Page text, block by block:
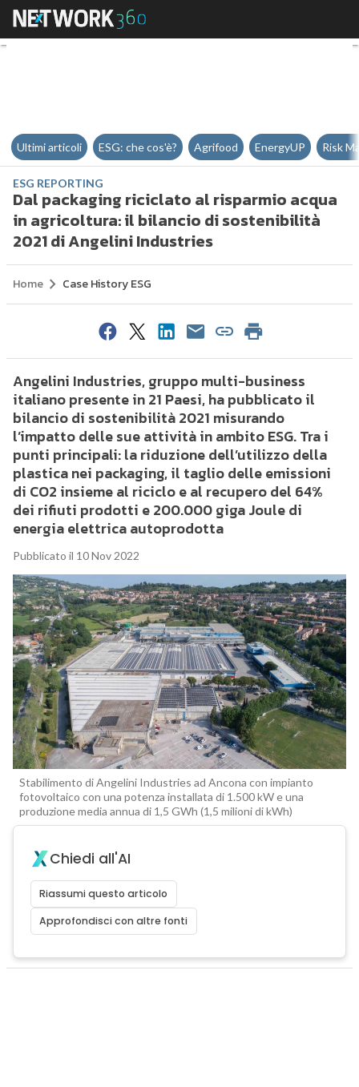
Dal packaging riciclato al
Ultimi articoli ESG: che cos'è? Agrifood EnergyUP Risk
ESG REPORTING
Dal packaging riciclato al risparmio acqua
in agricoltura: il bilancio di sostenibilità
2021 di Angelini Industries
Home Case History ESG
Angelini Industries, gruppo multi-business
italiano presente in 21 Paesi, ha pubblicato il
bilancio di sostenibilità 2021 misurando
l’impatto delle sue attività in ambito ESG. Tra i
punti principali: la riduzione dell’utilizzo della
plastica nei packaging, il taglio delle emissioni
di CO2 insieme al riciclo e al recupero del 64%
dei rifiuti prodotti e 200.000 giga Joule di
energia elettrica autoprodotta
Pubblicato il 10 Nov 2022
Stabilimento di Angelini Industries ad Ancona con impianto
fotovoltaico con una potenza installata di 1.500 kW e una
produzione media annua di 1,5 GWh (1,5 milioni di kWh)
Chiedi all'AI
Riassumi questo articolo
Approfondisci con altre fonti